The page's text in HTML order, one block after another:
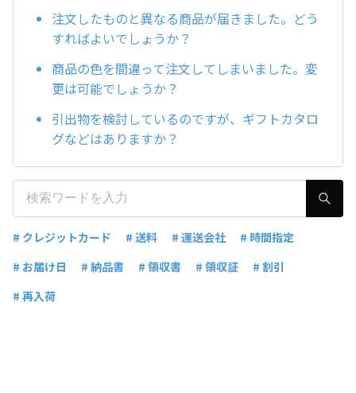
注文したものと異なる商品が届きました。どう
すればよいでしょうか？
商品の色を間違って注文してしまいました。変
更は可能でしょうか？
引出物を検討しているのですが、ギフトカタロ
グなどはありますか？
# クレジットカード # 送料 # 運送会社
# 時間指定
# お届け日
# 納品書 # 領収書 # 領収証
# 割引
# 再入荷